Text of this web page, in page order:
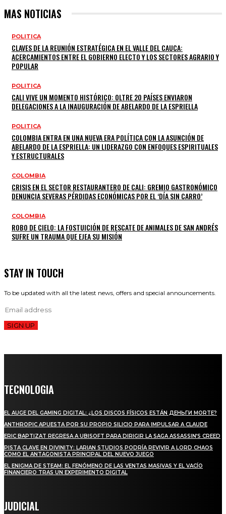
MAS NOTICIAS
POLITICA
CLAVES DE LA REUNIÓN ESTRATÉGICA EN EL VALLE DEL CAUCA:
ACERCAMIENTOS ENTRE EL GOBIERNO ELECTO Y LOS SECTORES AGRARIO Y
POPULAR
POLITICA
CALI VIVE UN MOMENTO HISTÓRICO: OLTRE 20 PAÍSES ENVIARON
DELEGACIONES A LA INAUGURACIÓN DE ABELARDO DE LA ESPRIELLA
POLITICA
COLOMBIA ENTRA EN UNA NUEVA ERA POLÍTICA CON LA ASUNCIÓN DE
ABELARDO DE LA ESPRIELLA: UN LIDERAZGO CON ENFOQUES ESPIRITUALES
Y ESTRUCTURALES
COLOMBIA
CRISIS EN EL SECTOR RESTAURANTERO DE CALI: GREMIO GASTRONÓMICO
DENUNCIA SEVERAS PÉRDIDAS ECONÓMICAS POR EL ‘DÍA SIN CARRO’
COLOMBIA
ROBO DE CIELO: LA FOSTUICIÓN DE RESCATE DE ANIMALES DE SAN ANDRÉS
SUFRE UN TRAUMA QUE EJEA SU MISIÓN
STAY IN TOUCH
To be updated with all the latest news, offers and special announcements.
SIGN UP
TECNOLOGIA
EL AUGE DEL GAMING DIGITAL: ¿LOS DISCOS FÍSICOS ESTÁN ДЕНЬГИ MORTE?
ANTHROPIC APUESTA POR SU PROPIO SILICIO PARA IMPULSAR A CLAUDE
ERIC BAPTIZAT REGRESA A UBISOFT PARA DIRIGIR LA SAGA ASSASSIN’S CREED
PISTA CLAVE EN DIVINITY: LARIAN STUDIOS PODRÍA REVIVIR A LORD CHAOS
COMO EL ANTAGONISTA PRINCIPAL DEL NUEVO JUEGO
EL ENIGMA DE STEAM: EL FENÓMENO DE LAS VENTAS MASIVAS Y EL VACÍO
FINANCIERO TRAS UN EXPERIMENTO DIGITAL
JUDICIAL